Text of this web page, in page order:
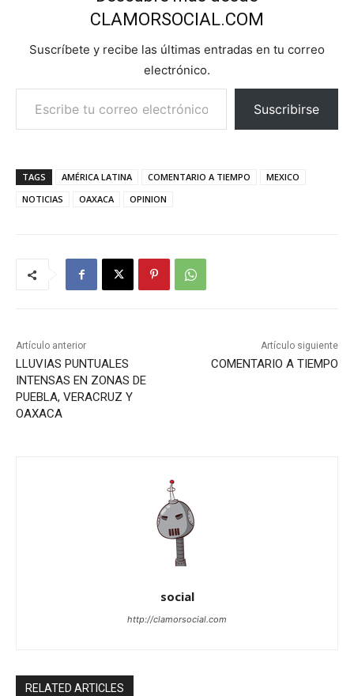
CLAMORSOCIAL.COM
Suscríbete y recibe las últimas entradas en tu correo
electrónico.
Escribe tu correo electrónico…
Suscribirse
TAGS AMÉRICA LATINA COMENTARIO A TIEMPO
MEXICO
NOTICIAS
OAXACA OPINION
Artículo anterior
LLUVIAS PUNTUALES
INTENSAS EN ZONAS DE
PUEBLA, VERACRUZ Y
OAXACA
Artículo siguiente
COMENTARIO A TIEMPO
social
http://clamorsocial.com
RELATED ARTICLES